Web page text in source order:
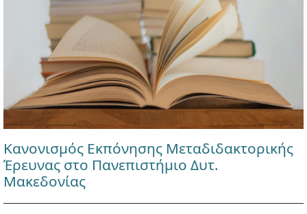
Κανονισμός Εκπόνησης Μεταδιδακτορικής
Έρευνας στο Πανεπιστήμιο Δυτ.
Μακεδονίας